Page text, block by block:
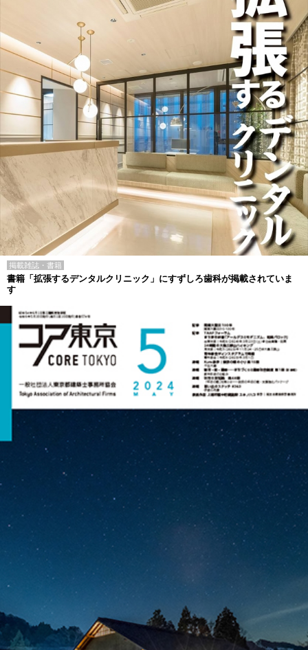
掲載雑誌・書籍
書籍「拡張するデンタルクリニック」にすずしろ歯科が掲載されていま
す